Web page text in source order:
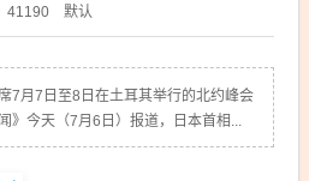
41190 默认
7月7日至8日在土耳其举行的北约峰会
》今天（7月6日）报道，日本首相...